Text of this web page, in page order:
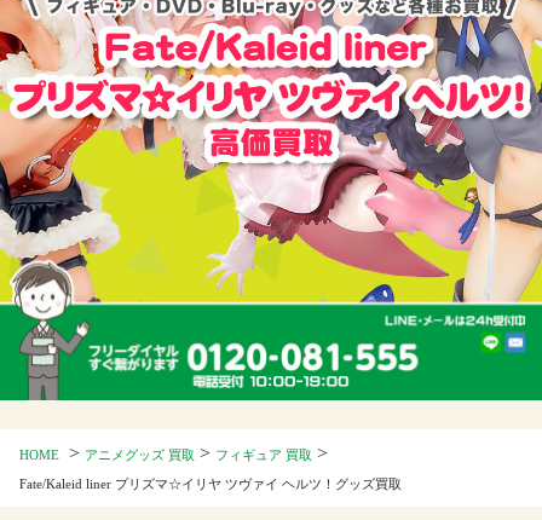
HOME > アニメグッズ 買取 > フィギュア 買取 >
Fate/Kaleid liner プリズマ☆イリヤ ツヴァイ ヘルツ！グッズ買取